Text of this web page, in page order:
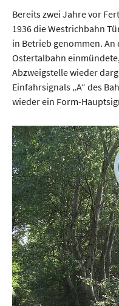
Bereits zwei Jahre vor
1936 die Westrichbahn
in Betrieb genommen.
Ostertalbahn
Abzweigstelle wieder
Einfahrsignals „A“ des
wieder ein Form-
Show larger version